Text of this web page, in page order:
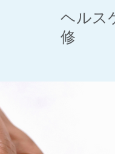
ヘルス
修